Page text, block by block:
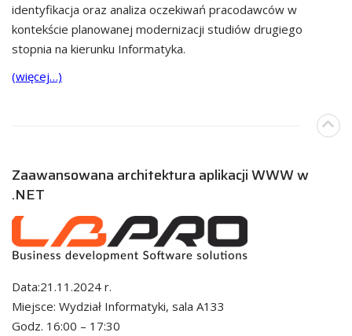
identyfikacja oraz analiza oczekiwań pracodawców w
kontekście planowanej modernizacji studiów drugiego
stopnia na kierunku Informatyka.
(więcej…)
Zaawansowana architektura aplikacji WWW w
.NET
Data:21.11.2024 r.
Miejsce: Wydział Informatyki, sala A133
Godz. 16:00 – 17:30